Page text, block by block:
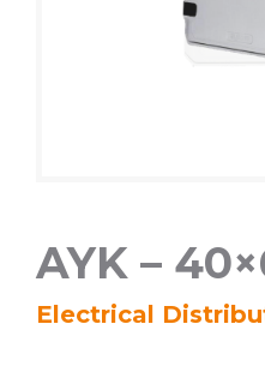
AYK –
Electrical